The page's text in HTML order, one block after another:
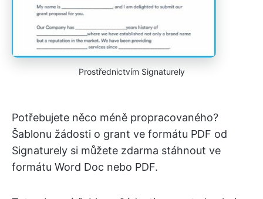
Prostřednictvím Signaturely
Potřebujete něco méně propracovaného?
Šablonu žádosti o grant ve formátu PDF od
Signaturely si můžete zdarma stáhnout ve
formátu Word Doc nebo PDF.